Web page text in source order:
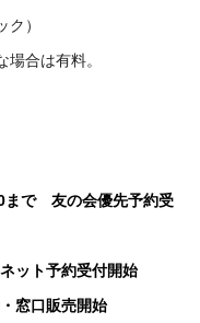
ク）
合は有料。
まで 友の会優先予約受
ット予約受付開始
窓口販売開始